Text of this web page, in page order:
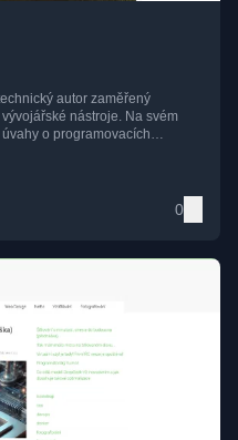
autor zaměřený
nástroje. Na svém
o programovacích
0